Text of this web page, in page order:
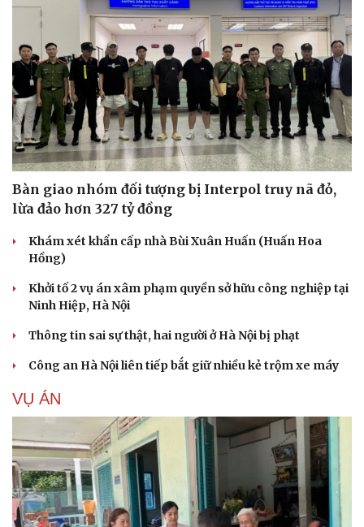
Bàn giao nhóm đối tượng bị Interpol truy nã đỏ,
lừa đảo hơn 327 tỷ đồng
Khám xét khẩn cấp nhà Bùi Xuân Huấn (Huấn Hoa
Hồng)
Khởi tố 2 vụ án xâm phạm quyền sở hữu công nghiệp tại
Ninh Hiệp, Hà Nội
Thông tin sai sự thật, hai người ở Hà Nội bị phạt
Công an Hà Nội liên tiếp bắt giữ nhiều kẻ trộm xe máy
VỤ ÁN